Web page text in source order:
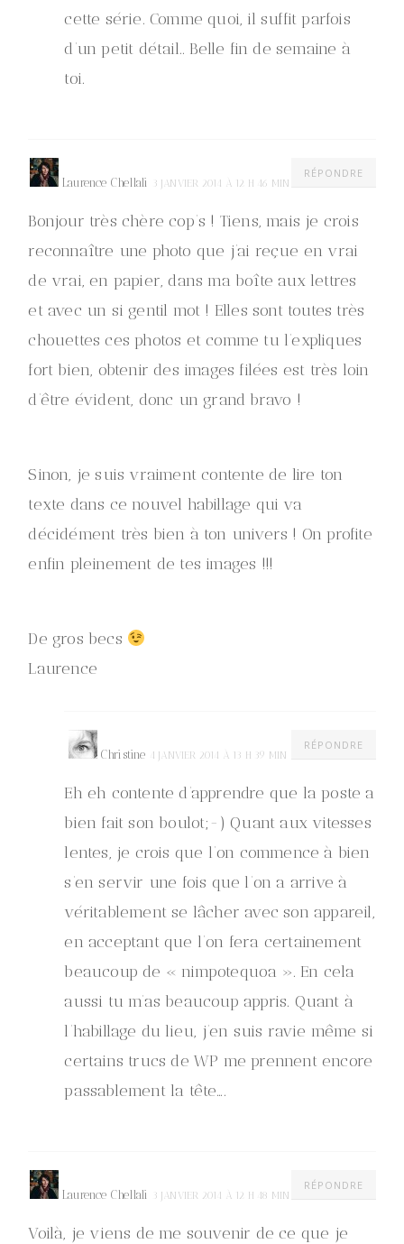
cette série. Comme quoi, il suffit parfois
d’un petit détail.. Belle fin de semaine à
toi.
RÉPONDRE
Laurence Chellali 3 JANVIER 2014 À 12 H 46 MIN
Bonjour très chère cop’s ! Tiens, mais je crois
reconnaître une photo que j’ai reçue en vrai
de vrai, en papier, dans ma boîte aux lettres
et avec un si gentil mot ! Elles sont toutes très
chouettes ces photos et comme tu l’expliques
fort bien, obtenir des images filées est très loin
d’être évident, donc un grand bravo !
Sinon, je suis vraiment contente de lire ton
texte dans ce nouvel habillage qui va
décidément très bien à ton univers ! On profite
enfin pleinement de tes images !!!
De gros becs
Laurence
RÉPONDRE
Christine 4 JANVIER 2014 À 13 H 39 MIN
Eh eh contente d’apprendre que la poste a
bien fait son boulot;-) Quant aux vitesses
lentes, je crois que l’on commence à bien
s’en servir une fois que l’on a arrive à
véritablement se lâcher avec son appareil,
en acceptant que l’on fera certainement
beaucoup de « nimpotequoa ». En cela
aussi tu m’as beaucoup appris. Quant à
l’habillage du lieu, j’en suis ravie même si
certains trucs de WP me prennent encore
passablement la tête….
RÉPONDRE
Laurence Chellali 3 JANVIER 2014 À 12 H 48 MIN
Voilà, je viens de me souvenir de ce que je